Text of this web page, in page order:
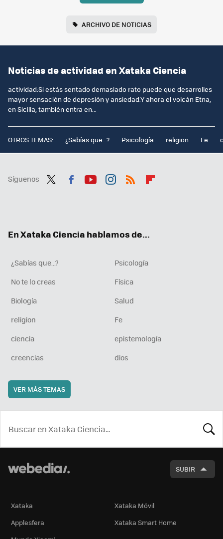
ARCHIVO DE NOTICIAS
Noticias de actividad en Xataka Ciencia
actividad:Si estás sentado demasiado rato puede que desarrolles
mayor sensación de depresión y ansiedad.Y ahora el volcán Etna,
en Sicilia, también entra en...
OTROS TEMAS: ¿Sabías que...? Psicología religion Fe
Síguenos
En Xataka Ciencia hablamos de...
¿Sabías que...?
Psicología
No te lo creas
Física
Biología
Salud
religion
Fe
ciencia
epistemología
creencias
dios
VER MÁS TEMAS
SUBIR
Xataka
Xataka Móvil
Applesfera
Xataka Smart Home